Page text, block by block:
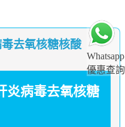
Whatsapp
優惠查詢
去氧核糖核酸
炎病毒去氧核糖